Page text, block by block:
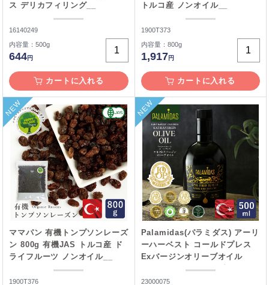
ス デリカフィリング__
16140249
内容量：500g
644円
カートに入れる
トルコ産 ノンオイル__
1900T373
内容量：800g
1,917 円
カートに入れる
NEW
ママパン 有機トンプソンレーズ
ン 800g 有機JAS トルコ産 ド
ライフルーツ ノンオイル__
1900T376
NEW
Palamidas(パラミダス) アーリ
ーハーベスト コールドプレス
Exバージンオリーブオイル
500ml オイル トルコ産__
23000075